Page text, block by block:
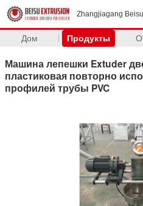
Zhangjiagang
Дом Продукты О
Машина лепешки Extuder
пластиковая повторно
профилей трубы PVC